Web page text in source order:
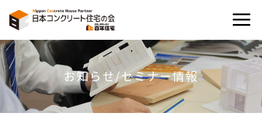
誕⽣秘話
お知らせ/セミナー情報